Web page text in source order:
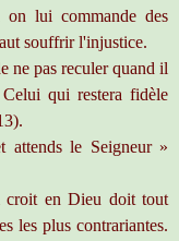
on lui commande des
souffrir l'injustice.
ne pas reculer quand il
qui restera fidèle
le Seigneur »
en Dieu doit tout
les plus contrariantes.